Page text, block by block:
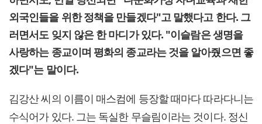
외국인들을 위한 정책을 만들겠다"고 말했다고 한다. 그
러면서도 잊지 않은 한 마디가 있다. "이슬람은 생명을
사랑하는 종교이며 평화의 종교라는 것을 알아줬으면 좋
겠다"는 말이다.
김강산 씨의 이름이 매스컴에 등장할 때마다 따라다니는
수식어가 있다. 그는 독실한 무슬림이라는 것이다. 정신